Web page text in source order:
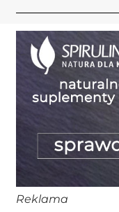
Reklama